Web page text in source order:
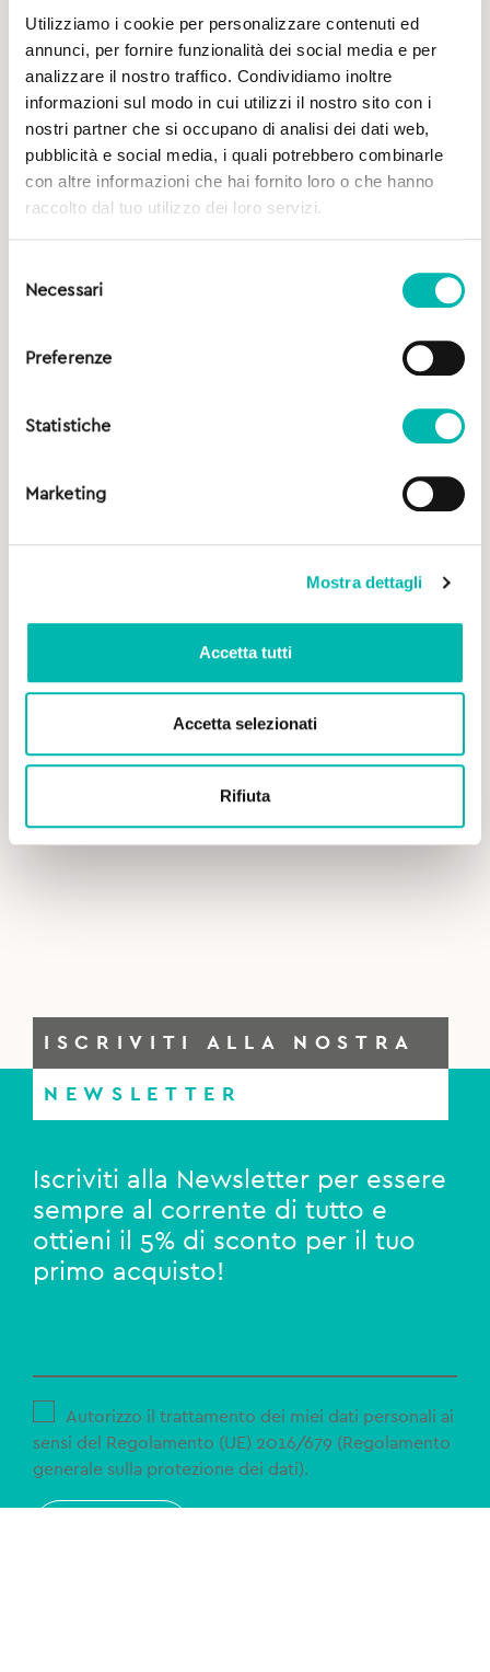
Utilizziamo i cookie per personalizzare contenuti ed
annunci, per fornire funzionalità dei social media e per
analizzare il nostro traffico. Condividiamo inoltre
informazioni sul modo in cui utilizzi il nostro sito con i
nostri partner che si occupano di analisi dei dati web,
pubblicità e social media, i quali potrebbero combinarle
con altre informazioni che hai fornito loro o che hanno
raccolto dal tuo utilizzo dei loro servizi.
delNecessari
Preferenze
Statistiche
Marketing
Mostra dettagli
Accetta tutti
Accetta selezionati
Rifiuta
ISCRIVITI ALLA NOSTRA
NEWSLETTER
Iscriviti alla Newsletter per essere
sempre al corrente di tutto e
ottieni il 5% di sconto per il tuo
primo acquisto!
Autorizzo il trattamento dei miei dati personali ai
sensi del Regolamento (UE) 2016/679 (Regolamento
generale sulla protezione dei dati).